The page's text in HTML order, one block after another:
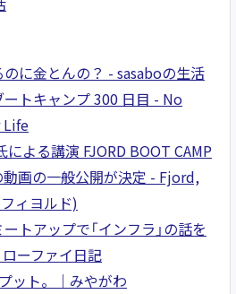
に金とんの？ - sasaboの生活
ートキャンプ 300 日目 - No
による講演 FJORD BOOT CAMP
動画の一般公開が決定 - Fjord,
ィヨルド)
トアップで「インフラ」の話を
ーファイ日記
ット。｜みやがわ